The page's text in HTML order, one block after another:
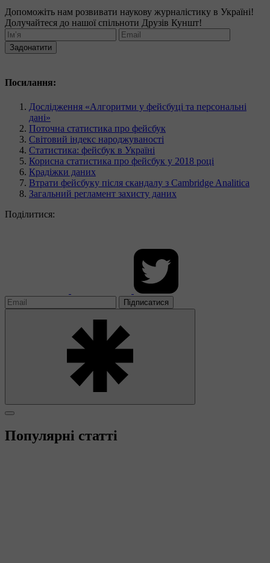
Допоможіть нам розвивати наукову журналістику в Україні!
Долучайтеся до нашої спільноти Друзів Куншт!
Задонатити
Посилання:
Дослідження «Алгоритми у фейсбуці та персональні
дані»
Поточна статистика про фейсбук
Світовий індекс народжуваності
Статистика: фейсбук в Україні
Корисна статистика про фейсбук у 2018 році
Крадіжки даних
Втрати фейсбуку після скандалу з Cambridge Analitica
Загальний регламент захисту даних
Поділитися:
Підписатися
Популярні статті